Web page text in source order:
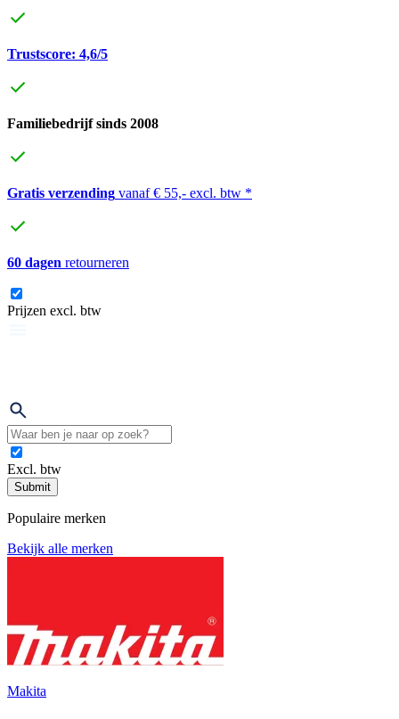
Trustscore: 4,6/5
Familiebedrijf sinds 2008
Gratis verzending vanaf € 55,- excl. btw *
60 dagen retourneren
Prijzen excl. btw
Excl. btw
Submit
Populaire merken
Bekijk alle merken
Makita